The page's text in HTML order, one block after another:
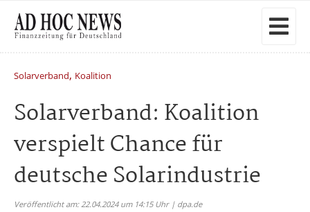
Solarverband, Koalition
Solarverband: Koalition
verspielt Chance für
deutsche Solarindustrie
Veröffentlicht am: 22.04.2024 um 14:15 Uhr | dpa.de